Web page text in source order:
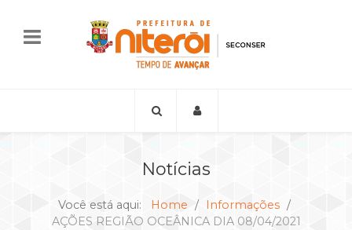
Notícias
Você está aqui: Home
Informações
AÇÕES REGIÃO OCEÂNICA DIA 08/04/2021